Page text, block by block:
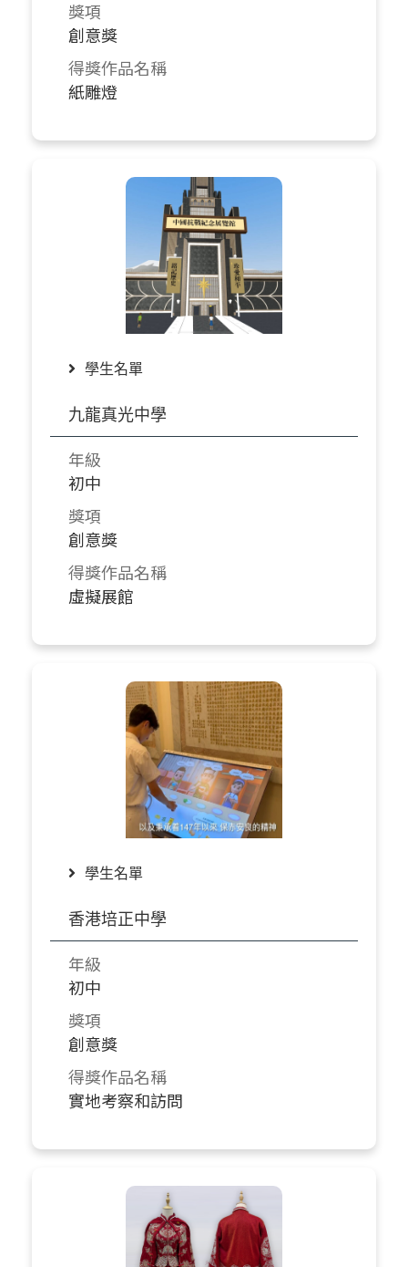
獎項
創意獎
得獎作品名稱
紙雕燈
學生名單
九龍真光中學
年級
初中
獎項
創意獎
得獎作品名稱
虛擬展館
學生名單
香港培正中學
年級
初中
獎項
創意獎
得獎作品名稱
實地考察和訪問